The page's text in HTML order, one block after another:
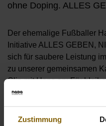
Zustimmung
ohne Doping. ALLES
Der ehemalige Fußballer
Initiative ALLES GEBEN,
sich für saubere Leistung
zu unserer gemeinsamen
Clip mit Hans an: Für
GEWINNSPIEL: Mach mit
sauberen Sport! Hier